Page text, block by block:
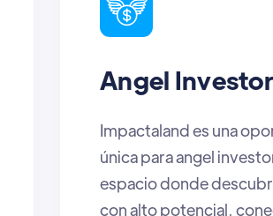
Startups
Estar en el lugar
momento indicado.
encuentras
a escuchar, espacios